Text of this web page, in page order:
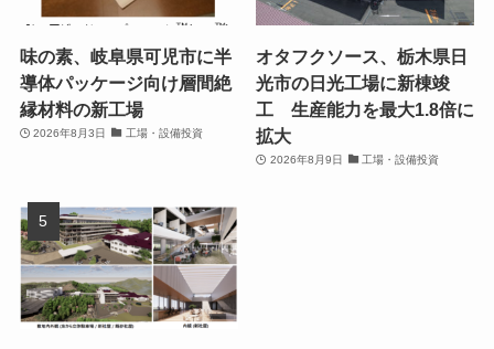
味の素、岐阜県可児市に半
導体パッケージ向け層間絶
縁材料の新工場
2026年8月3日 工場・設備投資
オタフクソース、栃木県日
光市の日光工場に新棟竣
工 生産能力を最大1.8倍に
拡大
2026年8月9日 工場・設備投資